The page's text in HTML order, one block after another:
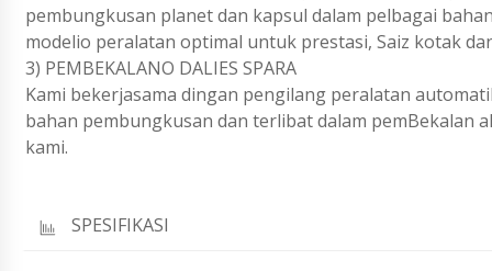
pembungkusan planet dan kapsul dalam pelbagai
modelio peralatan optimal untuk prestasi, Saiz kotak
3) PEMBEKALANO DALIES SPARA
Kami bekerjasama dingan pengilang peralatan
bahan pembungkusan dan terlibat dalam pemBekalan
kami.
SPESIFIKASI